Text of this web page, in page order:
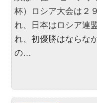
杯）ロシア大会は２
れ、日本はロシア連
れ、初優勝はならな
の…